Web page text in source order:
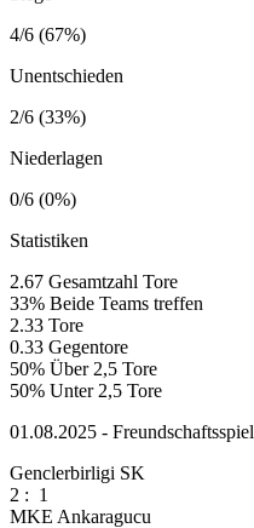
4/6 (67%)
Unentschieden
2/6 (33%)
Niederlagen
0/6 (0%)
Statistiken
2.67 Gesamtzahl Tore
33% Beide Teams treffen
2.33 Tore
0.33 Gegentore
50% Über 2,5 Tore
50% Unter 2,5 Tore
01.08.2025 - Freundschaftsspiel
Genclerbirligi SK
2 : 1
MKE Ankaragucu